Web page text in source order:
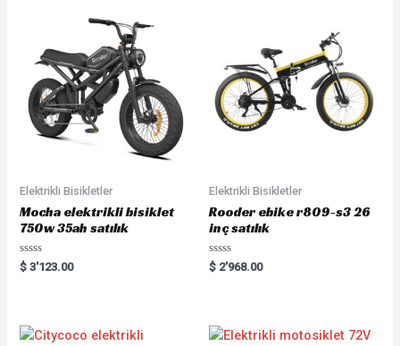
Elektrikli Bisikletler
Mocha elektrikli bisiklet
750w 35ah satılık
Rated
0
$ 3'123.00
Elektrikli Bisikletler
Rooder ebike r809-s3 26
inç satılık
Rated
0
$ 2'968.00